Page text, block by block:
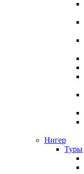
Нигер
Туры